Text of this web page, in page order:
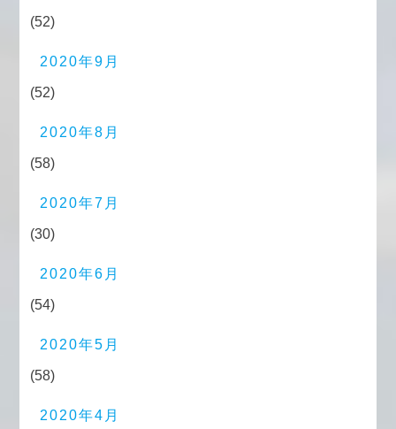
(52)
2020年9月
(52)
2020年8月
(58)
2020年7月
(30)
2020年6月
(54)
2020年5月
(58)
2020年4月